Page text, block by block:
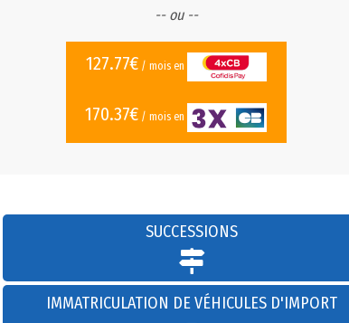
-- ou --
127.77€/ mois en
170.37€ / mois en
SUCCESSIONS
IMMATRICULATION DE VÉHICULES D'IMPORT